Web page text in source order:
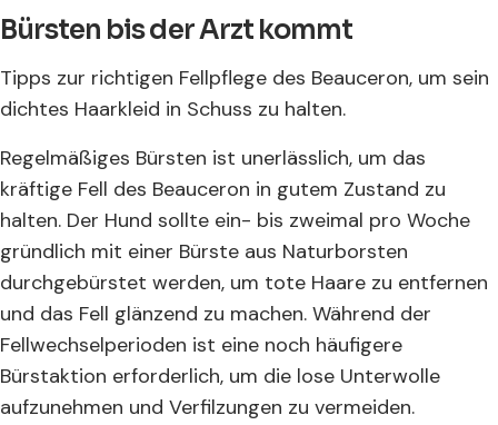
Bürsten bis der Arzt kommt
Tipps zur richtigen Fellpflege des Beauceron, um sein
dichtes Haarkleid in Schuss zu halten.
Regelmäßiges Bürsten ist unerlässlich, um das
kräftige Fell des Beauceron in gutem Zustand zu
halten. Der Hund sollte ein- bis zweimal pro Woche
gründlich mit einer Bürste aus Naturborsten
durchgebürstet werden, um tote Haare zu entfernen
und das Fell glänzend zu machen. Während der
Fellwechselperioden ist eine noch häufigere
Bürstaktion erforderlich, um die lose Unterwolle
aufzunehmen und Verfilzungen zu vermeiden.